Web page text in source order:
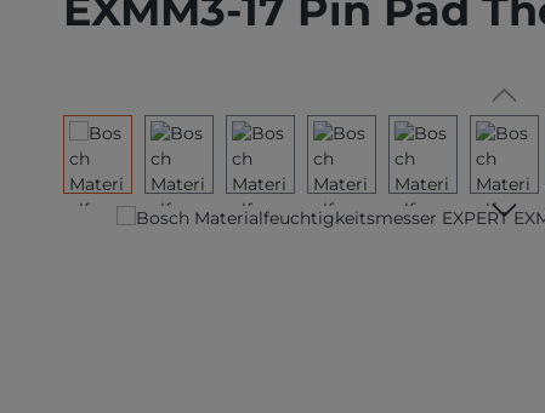
Bildergalerie überspringen